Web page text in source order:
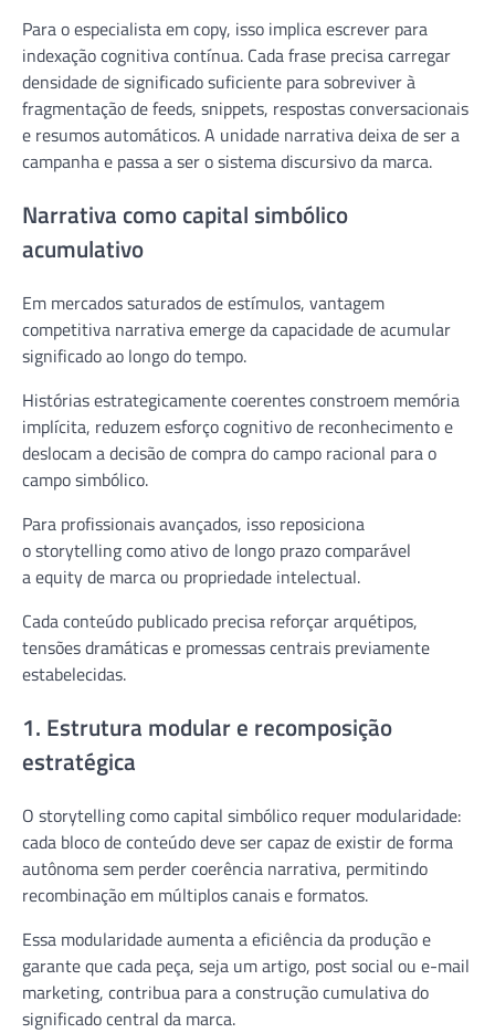
Para o especialista em copy, isso implica escrever para
indexação cognitiva contínua. Cada frase precisa carregar
densidade de significado suficiente para sobreviver à
fragmentação de feeds, snippets, respostas conversacionais
e resumos automáticos. A unidade narrativa deixa de ser a
campanha e passa a ser o sistema discursivo da marca.
Narrativa como capital simbólico
acumulativo
Em mercados saturados de estímulos, vantagem
competitiva narrativa emerge da capacidade de acumular
significado ao longo do tempo.
Histórias estrategicamente coerentes constroem memória
implícita, reduzem esforço cognitivo de reconhecimento e
deslocam a decisão de compra do campo racional para o
campo simbólico.
Para profissionais avançados, isso reposiciona
o storytelling como ativo de longo prazo comparável
a equity de marca ou propriedade intelectual.
Cada conteúdo publicado precisa reforçar arquétipos,
tensões dramáticas e promessas centrais previamente
estabelecidas.
1. Estrutura modular e recomposição
estratégica
O storytelling como capital simbólico requer modularidade:
cada bloco de conteúdo deve ser capaz de existir de forma
autônoma sem perder coerência narrativa, permitindo
recombinação em múltiplos canais e formatos.
Essa modularidade aumenta a eficiência da produção e
garante que cada peça, seja um artigo, post social ou e-mail
marketing, contribua para a construção cumulativa do
significado central da marca.